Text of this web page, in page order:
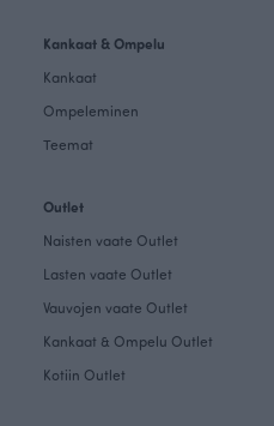
Kankaat & Ompelu
Kankaat
Ompeleminen
Teemat
Outlet
Naisten vaate Outlet
Lasten vaate Outlet
Vauvojen vaate Outlet
Kankaat & Ompelu Outlet
Kotiin Outlet